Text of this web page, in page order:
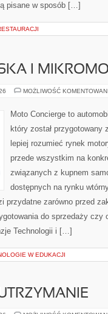
pisane w sposób […]
I
MOŻLIWOŚĆ
Moto Concierge to
który został
lepiej rozumieć rynek
przede wszystkim na
związanych z kupnem
dostępnych na rynku
przydatne zarówno przed
do sprzedaży czy
Technologii i […]
W EDUKACJI